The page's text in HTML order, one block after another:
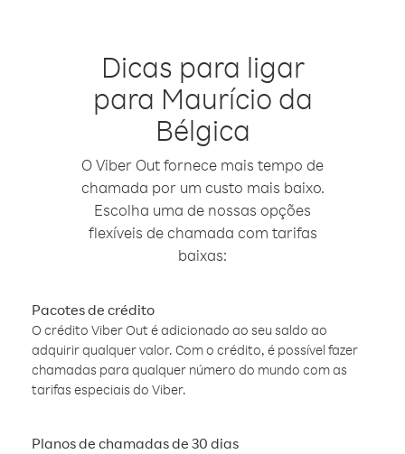
Dicas para ligar
para Maurício da
Bélgica
O Viber Out fornece mais tempo de
chamada por um custo mais baixo.
Escolha uma de nossas opções
flexíveis de chamada com tarifas
baixas:
Pacotes de crédito
O crédito Viber Out é adicionado ao seu saldo ao
adquirir qualquer valor. Com o crédito, é possível fazer
chamadas para qualquer número do mundo com as
tarifas especiais do Viber.
Planos de chamadas de 30 dias